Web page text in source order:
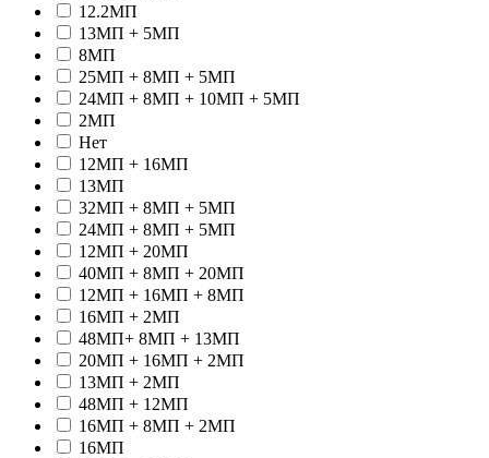
12.2МП
13МП + 5МП
8МП
25МП + 8МП + 5МП
24МП + 8МП + 10МП + 5МП
2МП
Hет
12МП + 16МП
13МП
32МП + 8МП + 5МП
24МП + 8МП + 5МП
12МП + 20МП
40МП + 8МП + 20МП
12МП + 16МП + 8МП
16МП + 2МП
48МП+ 8МП + 13МП
20МП + 16МП + 2МП
13МП + 2МП
48МП + 12МП
16МП + 8МП + 2МП
16МП